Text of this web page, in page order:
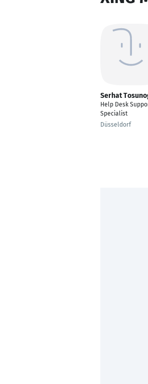
Serhat
Help Desk
Specialist
Düsseldorf